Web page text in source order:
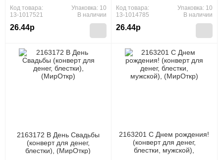
Код товара:
13-1017521
26.44р
Упаковка: 10
В наличии
Код товара:
13-1014785
26.44р
Упаковка: 10
В наличии
2163172 В День Свадьбы
(конверт для денег,
блестки), (МирОткр)
2163201 С Днем рождения!
(конверт для денег,
блестки, мужской),